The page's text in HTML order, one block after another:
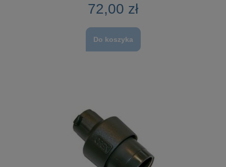
72,00 zł
Do koszyka